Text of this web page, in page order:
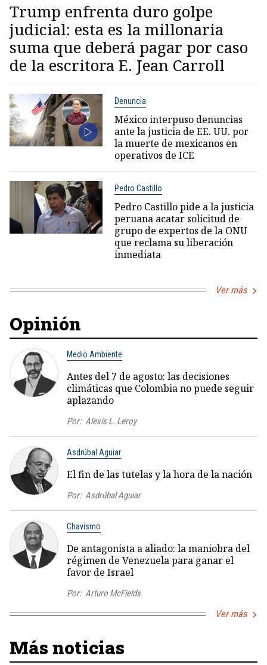
Trump enfrenta duro golpe
judicial: esta es la millonaria
suma que deberá pagar por caso
de la escritora E. Jean Carroll
Denuncia
México interpuso denuncias
ante la justicia de EE. UU. por
la muerte de mexicanos en
operativos de ICE
Pedro Castillo
Pedro Castillo pide a la justicia
peruana acatar solicitud de
grupo de expertos de la ONU
que reclama su liberación
inmediata
Ver más
Opinión
Medio Ambiente
Antes del 7 de agosto: las decisiones
climáticas que Colombia no puede seguir
aplazando
Por: Alexis L. Leroy
Asdrúbal Aguiar
El fin de las tutelas y la hora de la nación
Por: Asdrúbal Aguiar
Chavismo
De antagonista a aliado: la maniobra del
régimen de Venezuela para ganar el
favor de Israel
Por: Arturo McFields
Ver más
Más noticias